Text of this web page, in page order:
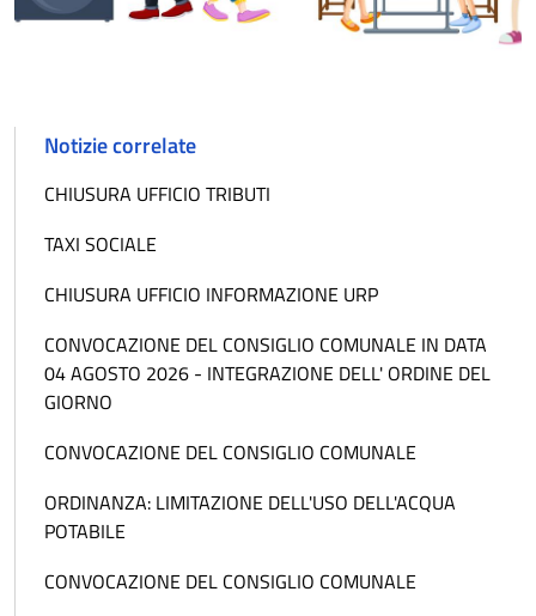
Notizie correlate
CHIUSURA UFFICIO TRIBUTI
TAXI SOCIALE
CHIUSURA UFFICIO INFORMAZIONE URP
CONVOCAZIONE DEL CONSIGLIO COMUNALE IN DATA
04 AGOSTO 2026 - INTEGRAZIONE DELL' ORDINE DEL
GIORNO
CONVOCAZIONE DEL CONSIGLIO COMUNALE
ORDINANZA: LIMITAZIONE DELL'USO DELL'ACQUA
POTABILE
CONVOCAZIONE DEL CONSIGLIO COMUNALE